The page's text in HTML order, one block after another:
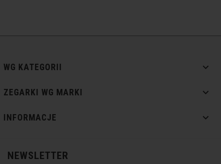
WG KATEGORII 
ZEGARKI WG MARKI 
INFORMACJE 
NEWSLETTER